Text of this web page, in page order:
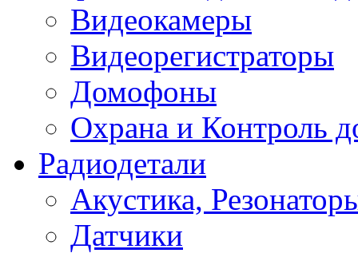
Видеокамеры
Видеорегистраторы
Домофоны
Охрана и Контроль
Радиодетали
Акустика,
Датчики